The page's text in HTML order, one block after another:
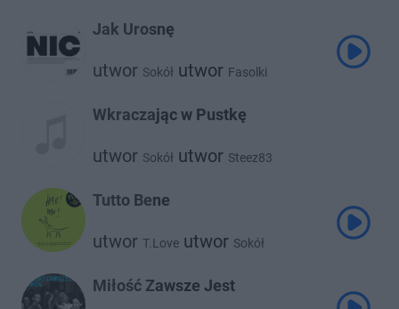
Jak Urosnę
utwor Sokół utwor Fasolki
Wkraczając w Pustkę
utwor Sokół utwor Steez83
Tutto Bene
utwor T.Love utwor Sokół
Miłość Zawsze Jest